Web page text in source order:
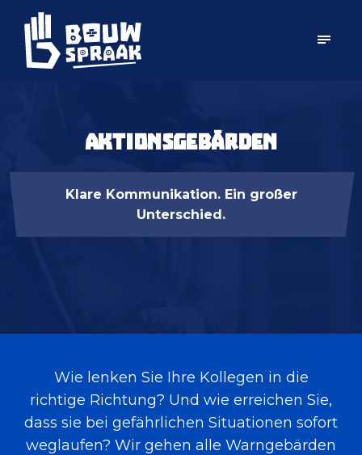
Aktionsgebärden
Klare Kommunikation. Ein großer
Unterschied.
Wie lenken Sie Ihre Kollegen in die
richtige Richtung? Und wie erreichen Sie,
dass sie bei gefährlichen Situationen sofort
weglaufen? Wir gehen alle Warngebärden